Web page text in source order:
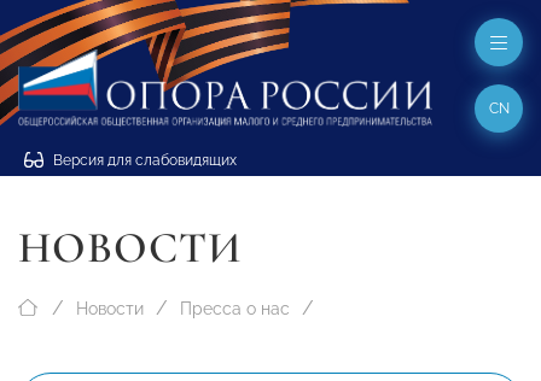
Версия для слабовидящих
CN
НОВОСТИ
Новости Пресса о нас